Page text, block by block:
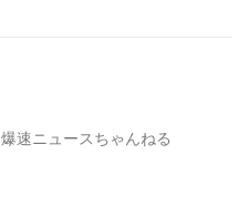
爆速ニュースちゃんねる